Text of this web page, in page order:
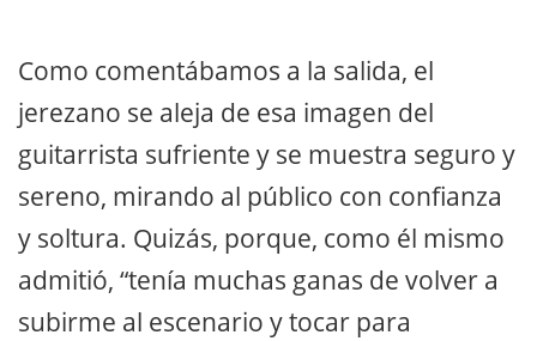
Como comentábamos a la salida, el
jerezano se aleja de esa imagen del
guitarrista sufriente y se muestra seguro y
sereno, mirando al público con confianza
y soltura. Quizás, porque, como él mismo
admitió, “tenía muchas ganas de volver a
subirme al escenario y tocar para